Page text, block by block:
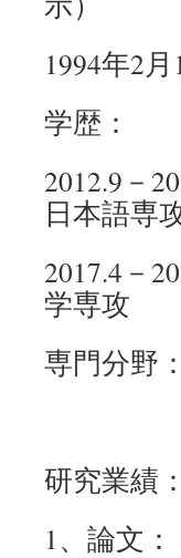
1994年2
学歴：
2012.9－
日本語専
2017.4－
学専攻
専門分野
研究業績：
1、論文：